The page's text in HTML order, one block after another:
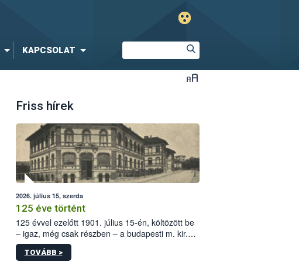
KAPCSOLAT
Friss hírek
2026. július 15, szerda
125 éve történt
125 évvel ezelőtt 1901. július 15-én, költözött be
– igaz, még csak részben – a budapesti m. kir.
állami vetőmagvizsgáló állomás a Kis Rókus utca
15. szám alatti, Czigler Győző által tervezett új
TOVÁBB >